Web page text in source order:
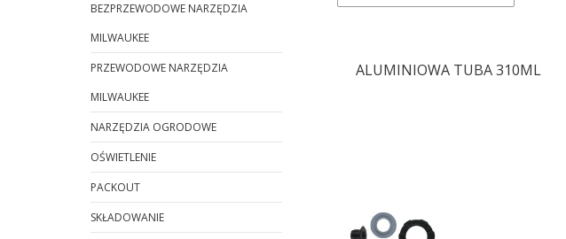
BEZPRZEWODOWE NARZĘDZIA
MILWAUKEE
PRZEWODOWE NARZĘDZIA
MILWAUKEE
NARZĘDZIA OGRODOWE
OŚWIETLENIE
PACKOUT
SKŁADOWANIE
ALUMINIOWA TUBA 310ML